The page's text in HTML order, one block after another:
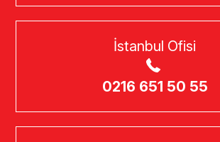
İstanbul Ofisi
0216 651 50 55